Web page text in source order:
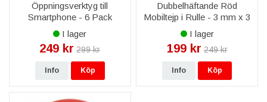
Öppningsverktyg till
Smartphone - 6 Pack
I lager
249 kr 299 kr
Info Köp
Dubbelhäftande Röd
Mobiltejp i Rulle - 3 mm x 3
M
I lager
199 kr 249 kr
Info Köp